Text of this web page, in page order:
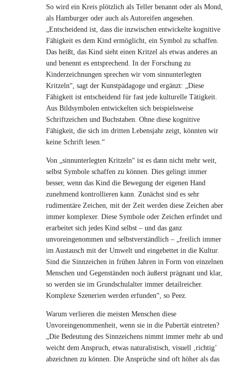
So wird ein Kreis plötzlich als Teller benannt oder als Mond,
als Hamburger oder auch als Autoreifen angesehen.
„Entscheidend ist, dass die inzwischen entwickelte kognitive
Fähigkeit es dem Kind ermöglicht, ein Symbol zu schaffen.
Das heißt, das Kind sieht einen Kritzel als etwas anderes an
und benennt es entsprechend. In der Forschung zu
Kinderzeichnungen sprechen wir vom sinnunterlegten
Kritzeln“, sagt der Kunstpädagoge und ergänzt: „Diese
Fähigkeit ist entscheidend für fast jede kulturelle Tätigkeit.
Aus Bildsymbolen entwickelten sich beispielsweise
Schriftzeichen und Buchstaben. Ohne diese kognitive
Fähigkeit, die sich im dritten Lebensjahr zeigt, könnten wir
keine Schrift lesen.“
Von „sinnunterlegten Kritzeln“ ist es dann nicht mehr weit,
selbst Symbole schaffen zu können. Dies gelingt immer
besser, wenn das Kind die Bewegung der eigenen Hand
zunehmend kontrollieren kann. Zunächst sind es sehr
rudimentäre Zeichen, mit der Zeit werden diese Zeichen aber
immer komplexer. Diese Symbole oder Zeichen erfindet und
erarbeitet sich jedes Kind selbst – und das ganz
unvoreingenommen und selbstverständlich – „freilich immer
im Austausch mit der Umwelt und eingebettet in die Kultur.
Sind die Sinnzeichen in frühen Jahren in Form von einzelnen
Menschen und Gegenständen noch äußerst prägnant und klar,
so werden sie im Grundschulalter immer detailreicher.
Komplexe Szenerien werden erfunden“, so Peez.
Warum verlieren die meisten Menschen diese
Unvoreingenommenheit, wenn sie in die Pubertät eintreten?
„Die Bedeutung des Sinnzeichens nimmt immer mehr ab und
weicht dem Anspruch, etwas naturalistisch, visuell ‚richtig’
abzeichnen zu können. Die Ansprüche sind oft höher als das